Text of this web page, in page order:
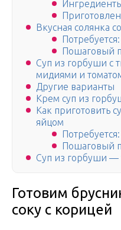
Вкусная солянка
Потребуется:
Пошаговый
Суп из горбуши с
мидиями и
Другие варианты
Крем суп из
Как приготовить
яйцом
Потребуется:
Пошаговый
Суп из горбуши —
Готовим
соку с корицей